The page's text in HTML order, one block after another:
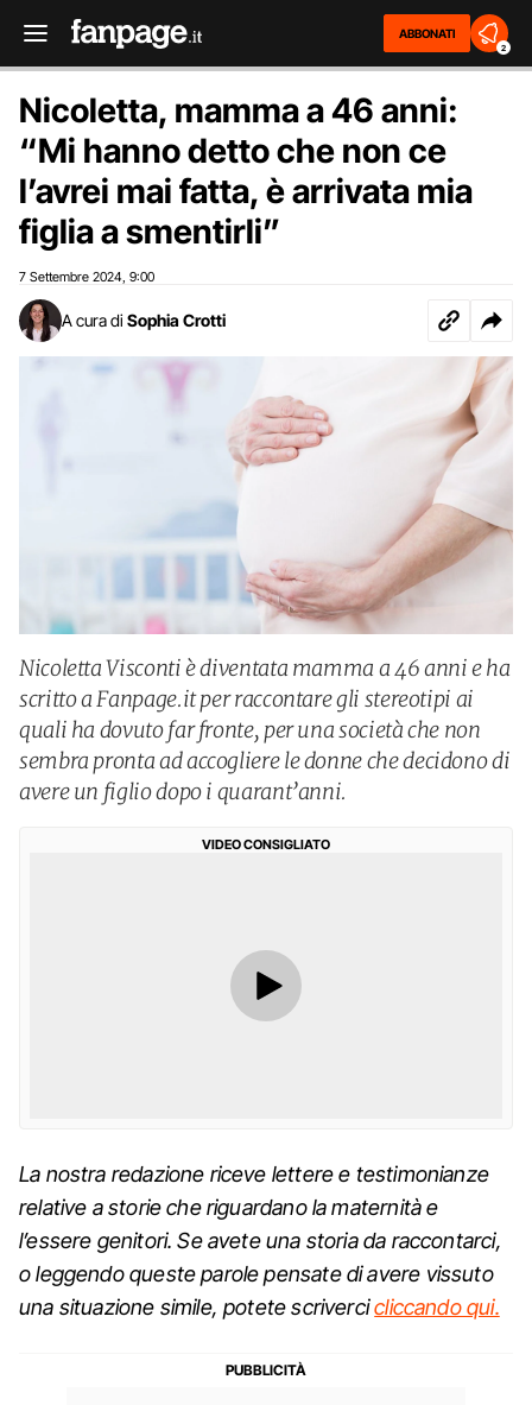
ABBONATI
2
Nicoletta, mamma a 46 anni:
“Mi hanno detto che non ce
l’avrei mai fatta, è arrivata mia
figlia a smentirli”
7 Settembre 2024 9:00
A cura di Sophia Crotti
Nicoletta Visconti è diventata mamma a 46 anni e ha
scritto a Fanpage.it per raccontare gli stereotipi ai
quali ha dovuto far fronte, per una società che non
sembra pronta ad accogliere le donne che decidono di
avere un figlio dopo i quarant’anni.
VIDEO CONSIGLIATO
La nostra redazione riceve lettere e testimonianze
relative a storie che riguardano la maternità e
l’essere genitori. Se avete una storia da raccontarci,
o leggendo queste parole pensate di avere vissuto
una situazione simile, potete scrivercicliccando qui.